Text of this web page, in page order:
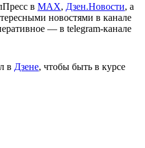
в МАХ, Дзен.Новости, а
новостями в канале
— в telegram-канале
в Дзене, чтобы быть в курсе